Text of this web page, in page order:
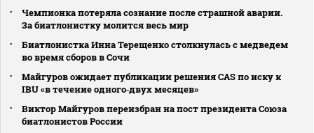
Чемпионка потеряла сознание после страшной аварии.
За биатлонистку молится весь мир
Биатлонистка Инна Терещенко столкнулась с медведем
во время сборов в Сочи
Майгуров ожидает публикации решения CAS по иску к
IBU «в течение одного‑двух месяцев»
Виктор Майгуров переизбран на пост президента Союза
биатлонистов России